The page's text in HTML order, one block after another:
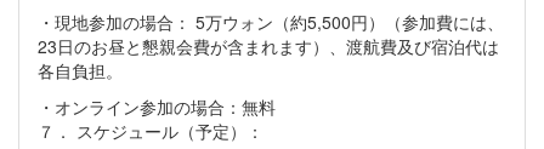
・現地参加の場合： 5万ウォン（約5,500円）（参加費には、
23日のお昼と懇親会費が含まれます）、渡航費及び宿泊代は
各自負担。
・オンライン参加の場合：無料
７． スケジュール（予定）：